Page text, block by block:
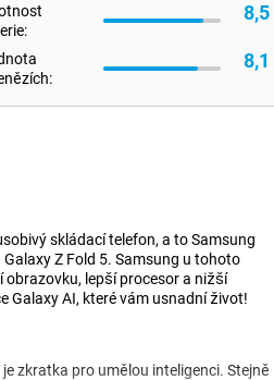
8,5
8,1
skládací telefon, a to Samsung
Z Fold 5. Samsung u tohoto
lepší procesor a nižší
Galaxy AI, které vám usnadní život!
zkratka pro umělou inteligenci. Stejně